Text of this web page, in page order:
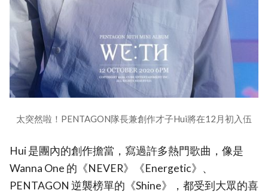
太突然啦！PENTAGON隊長兼創作才子Hui將在12月初入伍
Hui 是團內的創作擔當，寫過許多熱門歌曲，像是
Wanna One 的《NEVER》《Energetic》、
PENTAGON 逆襲榜單的《Shine》，都受到大眾的喜